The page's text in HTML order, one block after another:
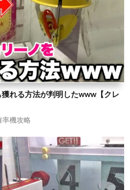
れる方法が判明したwww【クレ
率機攻略